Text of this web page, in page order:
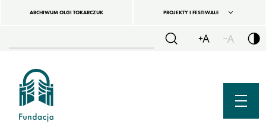
ARCHIWUM OLGI TOKARCZUK PROJEKTY I FESTIWALE